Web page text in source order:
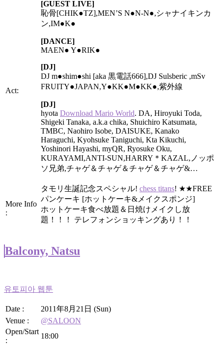
Act:
[GUEST LIVE]
恥骨[CHIK●TZ],MEN’S N●N-N●,シャナイキンカ
ン,IM●K●
[DANCE]
MAEN● Y●RIK●
[DJ]
DJ m●shim●shi [aka 黒電話666],DJ Sulsberic ,mSv
FRUITY●JAPAN,Y●KK●M●KK●,紫外線
[DJ]
hyota Download Mario World. DA, Hiroyuki Toda,
Shigeki Tanaka, a.k.a chika, Shuichiro Katsumata,
TMBC, Naohiro Isobe, DAISUKE, Kanako
Haraguchi, Kyohsuke Taniguchi, Kta Kikuchi,
Yoshinori Hayashi, myQR, Ryosuke Oku,
KURAYAMI,ANTI-SUN,HARRY＊KAZAL,ノッポ
ソ兄弟,チャゲ＆チャゲ＆チャゲ＆チャゲ&…
More Info
:
タモリ生誕記念スペシャル! chess titans! ★★FREE
パンケーキ [ホットケーキ&メイクスポンジ]
ホットケーキ食べ放題＆日焼けメイクし放
題！！！ テレフォンショッキングあり！！
Balcony, Natsu
유토피아 웹툰
Date :
2011年8月21日 (Sun)
Venue :
@SALOON
Open/Start
:
18:00